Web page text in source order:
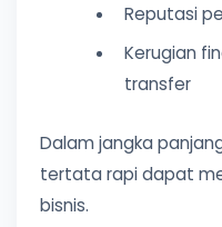
Reputasi
Kerugian
transfer
Dalam jangka
tertata rapi dapat
bisnis.